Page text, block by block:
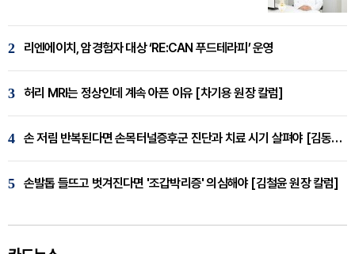
2 리엔에이치, 암경험자 대상 ‘RE:CAN 푸드테라피’ 운영
3 허리 MRI는 정상인데 계속 아픈 이유 [차기용 원장 칼럼]
4 손 저림 반복된다면 손목터널증후군 진단과 치료 시기 살펴야 [김동현 원장 칼럼]
5 손발톱 들뜨고 벗겨진다면 '조갑박리증' 의심해야 [김철윤 원장 칼럼]